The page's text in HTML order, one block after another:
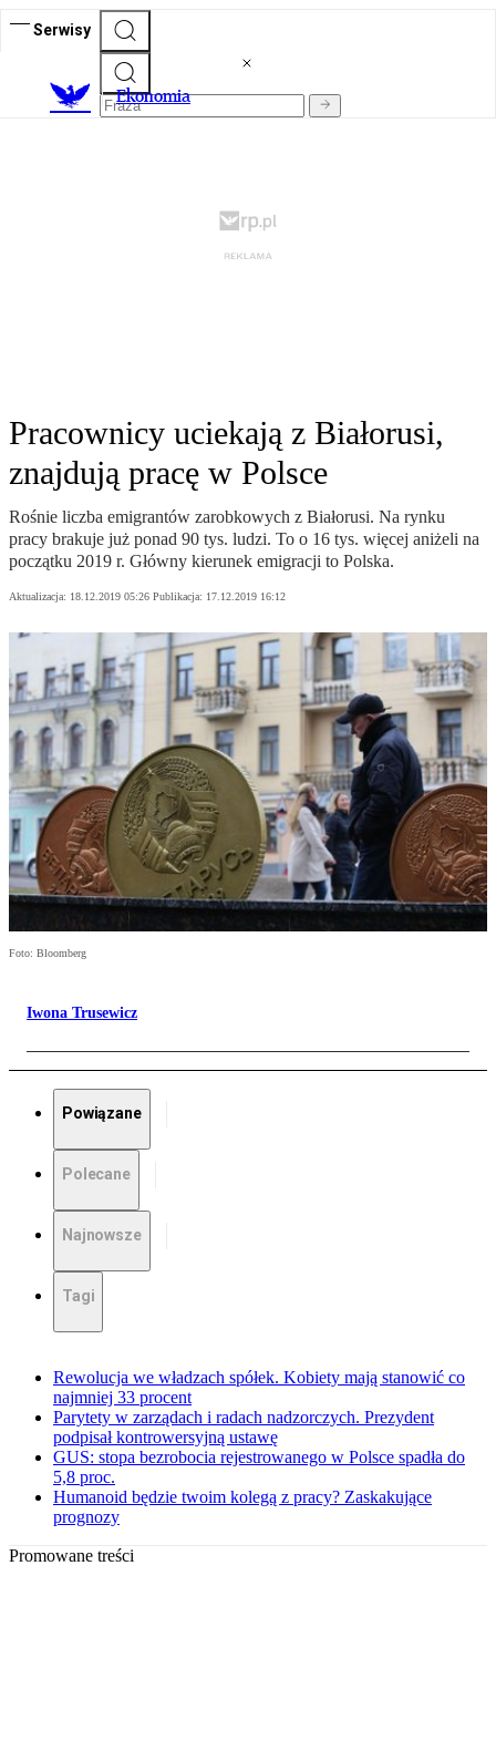
Serwisy
Ekonomia
Pracownicy uciekają z Białorusi,
znajdują pracę w Polsce
Rośnie liczba emigrantów zarobkowych z Białorusi. Na rynku
pracy brakuje już ponad 90 tys. ludzi. To o 16 tys. więcej aniżeli na
początku 2019 r. Główny kierunek emigracji to Polska.
Aktualizacja: 18.12.2019 05:26 Publikacja: 17.12.2019 16:12
Foto: Bloomberg
Iwona Trusewicz
Powiązane
Polecane
Najnowsze
Tagi
Rewolucja we władzach spółek. Kobiety mają stanowić co
najmniej 33 procent
Parytety w zarządach i radach nadzorczych. Prezydent
podpisał kontrowersyjną ustawę
GUS: stopa bezrobocia rejestrowanego w Polsce spadła do
5,8 proc.
Humanoid będzie twoim kolegą z pracy? Zaskakujące
prognozy
Promowane treści